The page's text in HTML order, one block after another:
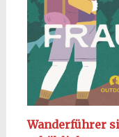
Wanderführer